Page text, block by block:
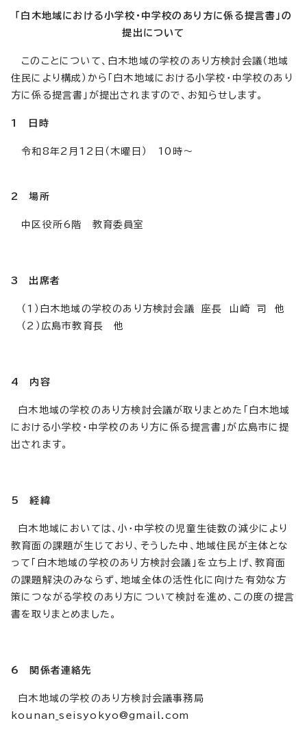
「白木地域における小学校・中学校のあり方に係る提言書」の
提出について
このことについて、白木地域の学校のあり方検討会議（地域
住民により構成）から「白木地域における小学校・中学校のあり
方に係る提言書」が提出されますので、お知らせします。
1 日時
令和8年2月12日（木曜日） 10時～
2 場所
中区役所6階 教育委員室
3 出席者
（1）白木地域の学校のあり方検討会議 座長 山崎 司 他
（2）広島市教育長 他
4 内容
白木地域の学校のあり方検討会議が取りまとめた「白木地域
における小学校・中学校のあり方に係る提言書」が広島市に提
出されます。
5 経緯
白木地域においては、小・中学校の児童生徒数の減少により
教育面の課題が生じており、そうした中、地域住民が主体とな
って「白木地域の学校のあり方検討会議」を立ち上げ、教育面
の課題解決のみならず、地域全体の活性化に向けた有効な方
策につながる学校のあり方について検討を進め、この度の提言
書を取りまとめました。
6 関係者連絡先
白木地域の学校のあり方検討会議事務局
kounan_seisyokyo@gmail.com